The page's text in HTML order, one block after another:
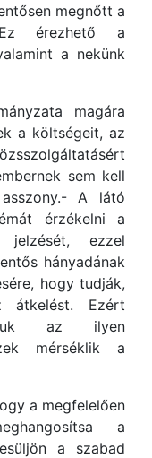
megnőtt a
érezhető a
a nekünk
magára
a költségeit, az
sem kell
A látó
érzékelni a
jelzését, ezzel
hányadának
hogy tudják,
átkelést. Ezért
az ilyen
mérséklik a
a megfelelően
a
a szabad